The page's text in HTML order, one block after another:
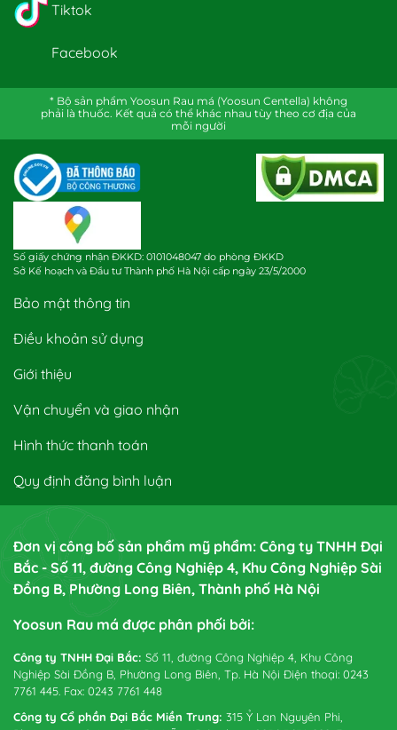
Tiktok
Facebook
* Bộ sản phẩm Yoosun Rau má (Yoosun Centella) không
phải là thuốc. Kết quả có thể khác nhau tùy theo cơ địa của
mỗi người
Số giấy chứng nhận ĐKKD: 0101048047 do phòng ĐKKD
Sở Kế hoạch và Đầu tư Thành phố Hà Nội cấp ngày 23/5/2000
Bảo mật thông tin
Điều khoản sử dụng
Giới thiệu
Vận chuyển và giao nhận
Hình thức thanh toán
Quy định đăng bình luận
Đơn vị công bố sản phẩm mỹ phẩm: Công ty TNHH Đại
Bắc - Số 11, đường Công Nghiệp 4, Khu Công Nghiệp Sài
Đồng B, Phường Long Biên, Thành phố Hà Nội
Yoosun Rau má được phân phối bởi:
Công ty TNHH Đại Bắc: Số 11, đường Công Nghiệp 4, Khu Công
Nghiệp Sài Đồng B, Phường Long Biên, Tp. Hà Nội Điện thoại: 0243
7761 445. Fax: 0243 7761 448
Công ty Cổ phần Đại Bắc Miền Trung: 315 Ỷ Lan Nguyên Phi,